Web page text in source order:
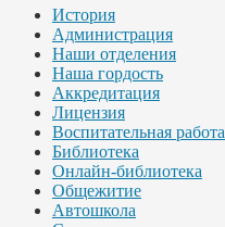
История
Администрация
Наши отделения
Наша гордость
Аккредитация
Лицензия
Воспитательная работа
Библиотека
Онлайн-библиотека
Общежитие
Автошкола